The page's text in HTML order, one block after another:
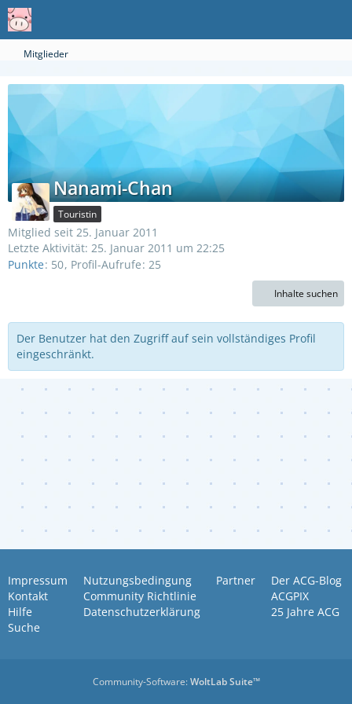
Mitglieder
Nanami-Chan
Touristin
Mitglied seit 25. Januar 2011
Letzte Aktivität: 25. Januar 2011 um 22:25
Punkte 50 Profil-Aufrufe 25
Inhalte suchen
Der Benutzer hat den Zugriff auf sein vollständiges Profil
eingeschränkt.
Impressum
Kontakt
Hilfe
Suche
Nutzungsbedingung
Community Richtlinie
Datenschutzerklärung
Partner
Der ACG-Blog
ACGPIX
25 Jahre ACG
Community-Software:WoltLab Suite™